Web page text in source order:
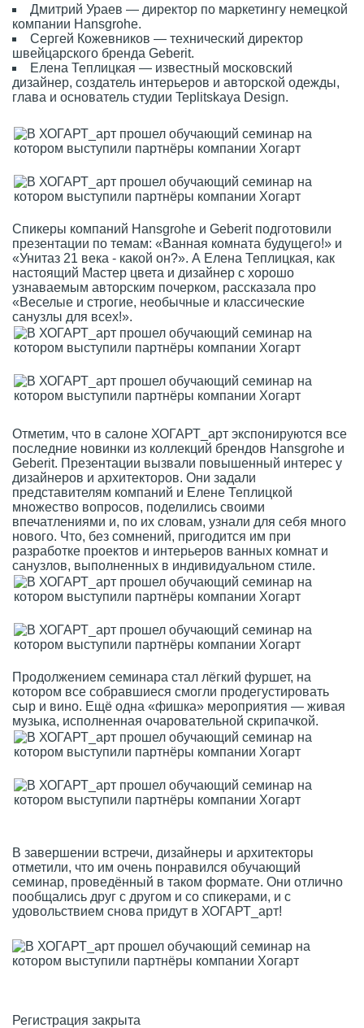
Дмитрий Ураев — директор по маркетингу немецкой
компании Hansgrohe.
Сергей Кожевников — технический директор
швейцарского бренда Geberit.
Елена Теплицкая — известный московский
дизайнер, создатель интерьеров и авторской одежды,
глава и основатель студии Teplitskaya Design.
Спикеры компаний Hansgrohe и Geberit подготовили
презентации по темам: «Ванная комната будущего!» и
«Унитаз 21 века - какой он?». А Елена Теплицкая, как
настоящий Мастер цвета и дизайнер с хорошо
узнаваемым авторским почерком, рассказала про
«Веселые и строгие, необычные и классические
санузлы для всех!».
Отметим, что в салоне ХОГАРТ_арт экспонируются все
последние новинки из коллекций брендов Hansgrohe и
Geberit. Презентации вызвали повышенный интерес у
дизайнеров и архитекторов. Они задали
представителям компаний и Елене Теплицкой
множество вопросов, поделились своими
впечатлениями и, по их словам, узнали для себя много
нового. Что, без сомнений, пригодится им при
разработке проектов и интерьеров ванных комнат и
санузлов, выполненных в индивидуальном стиле.
Продолжением семинара стал лёгкий фуршет, на
котором все собравшиеся смогли продегустировать
сыр и вино. Ещё одна «фишка» мероприятия — живая
музыка, исполненная очаровательной скрипачкой.
В завершении встречи, дизайнеры и архитекторы
отметили, что им очень понравился обучающий
семинар, проведённый в таком формате. Они отлично
пообщались друг с другом и со спикерами, и с
удовольствием снова придут в ХОГАРТ_арт!
Регистрация закрыта